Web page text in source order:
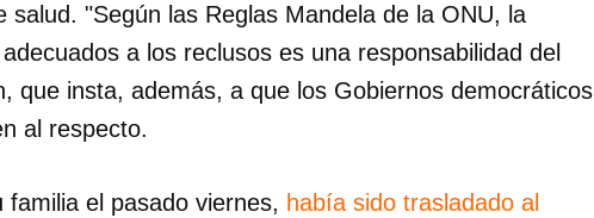
salud. "Según las Reglas Mandela de la ONU, la
a los reclusos es una responsabilidad del
que insta, además, a que los Gobiernos democráticos
al respecto.
el pasado viernes, había sido trasladado al